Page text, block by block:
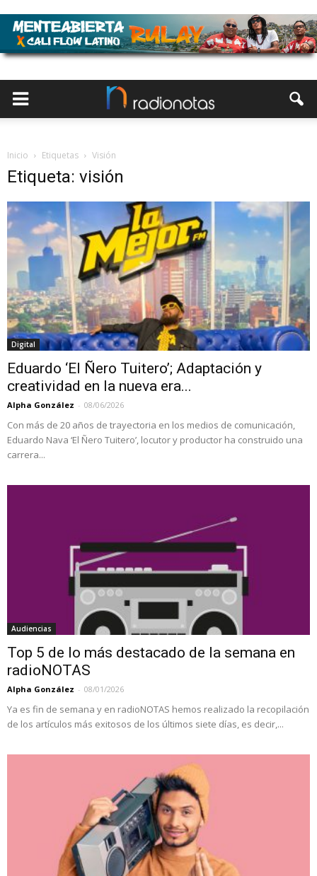
Inicio Etiquetas Visión
Etiqueta: visión
Digital
Eduardo ‘El Ñero Tuitero’; Adaptación y
creatividad en la nueva era...
Alpha González - 08/06/2026
Con más de 20 años de trayectoria en los medios de comunicación,
Eduardo Nava ‘El Ñero Tuitero’, locutor y productor ha construido una
carrera...
Audiencias
Top 5 de lo más destacado de la semana en
radioNOTAS
Alpha González - 08/01/2026
Ya es fin de semana y en radioNOTAS hemos realizado la recopilación
de los artículos más exitosos de los últimos siete días, es decir,...